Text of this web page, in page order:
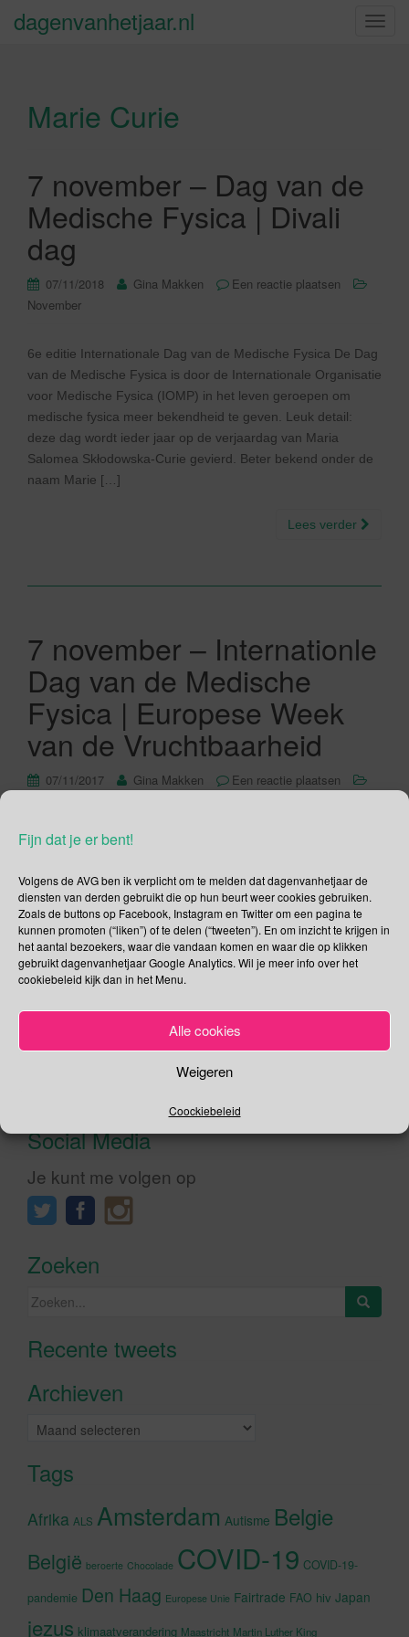
Fijn dat je er bent!
Volgens de AVG ben ik verplicht om te melden dat dagenvanhetjaar de
diensten van derden gebruikt die op hun beurt weer cookies gebruiken.
Zoals de buttons op Facebook, Instagram en Twitter om een pagina te
kunnen promoten (“liken”) of te delen (“tweeten”). En om inzicht te krijgen in
het aantal bezoekers, waar die vandaan komen en waar die op klikken
gebruikt dagenvanhetjaar Google Analytics. Wil je meer info over het
cookiebeleid kijk dan in het Menu.
Alle cookies
Weigeren
Coockiebeleid
S
dagenvanhetjaar.nl
Marie Curie
7 november – Dag van de
Medische Fysica | Divali
dag
07/11/2018 Gina Makken
Een reactie plaatsen
November
6e editie Internationale Dag van de Medische Fysica De Dag
van de Medische Fysica is door de Internationale Organisatie
voor Medische Fysica (IOMP) in het leven geroepen om
medische fysica meer bekendheid te geven. Leuk detail:
deze dag wordt ieder jaar op de verjaardag van Maria
Salomea Skłodowska-Curie gevierd. Beter bekend onder de
naam Marie […]
Lees verder
7 november – Internationle
Dag van de Medische
Fysica | Europese Week
van de Vruchtbaarheid
07/11/2017 Gina Makken
Een reactie plaatsen
Internationle Dag van de Medische Fysica De Dag van de
Medische Fysica (IOMP) in het leven geroepen om medische
fysica meer bekendheid te geven. Deze dag wordt ieder jaar
op de verjaardag van Maria Salomea Skłodowska-Curie
gevierd. Beter bekend onder de naam Marie Curie. Je weet
wel, […]
Social Media
Je kunt me volgen op
Zoeken
Zoeken
Recente tweetsKlik om marketing cookies te
Archieven
Archieven
Tags
Afrika ALS Amsterdam Autisme Belgie
België beroerte Chocolade COVID-19 COVID-19-
pandemie Den Haag Europese Unie Fairtrade FAO hiv Japan
jezus klimaatverandering Maastricht Martin Luther King